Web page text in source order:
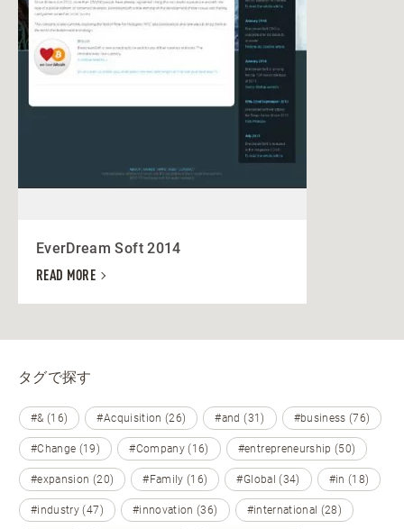
EverDream Soft 2014
READ MORE
タグで探す
#& (16) #Acquisition (26) #and (31) #business (76)
#Change (19) #Company (16) #entrepreneurship (50)
#expansion (20) #Family (16) #Global (34) #in (18)
#industry (47) #innovation (36) #international (28)